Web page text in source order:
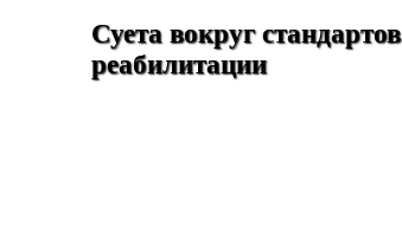
Суета вокруг стандартов
реабилитации